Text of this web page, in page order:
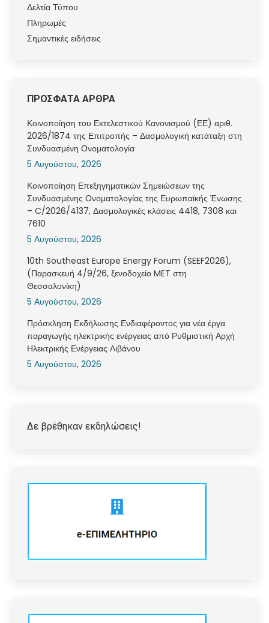
Δελτία Τύπου
Πληρωμές
Σημαντικές ειδήσεις
ΠΡΟΣΦΑΤΑ ΑΡΘΡΑ
Κοινοποίηση του Εκτελεστικού Κανονισμού (ΕΕ) αριθ.
2026/1874 της Επιτροπής – Δασμολογική κατάταξη στη
Συνδυασμένη Ονοματολογία
5 Αυγούστου, 2026
Κοινοποίηση Επεξηγηματικών Σημειώσεων της
Συνδυασμένης Ονοματολογίας της Ευρωπαϊκής Ένωσης
– C/2026/4137, Δασμολογικές κλάσεις 4418, 7308 και
7610
5 Αυγούστου, 2026
10th Southeast Europe Energy Forum (SEEF2026),
(Παρασκευή 4/9/26, ξενοδοχείο MET στη
Θεσσαλονίκη)
5 Αυγούστου, 2026
Πρόσκληση Εκδήλωσης Ενδιαφέροντος για νέα έργα
παραγωγής ηλεκτρικής ενέργειας από Ρυθμιστική Αρχή
Ηλεκτρικής Ενέργειας Λιβάνου
5 Αυγούστου, 2026
Δε βρέθηκαν εκδηλώσεις!